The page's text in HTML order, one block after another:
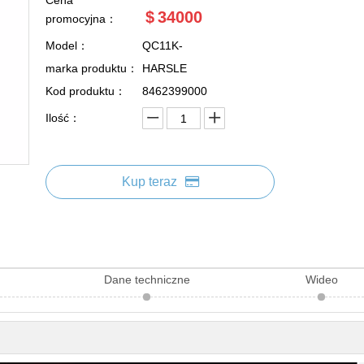
promocyjna：
$34000
Model：
QC11K-
marka produktu：
HARSLE
Kod produktu：
8462399000
Ilość：
Kup teraz
Dane techniczne Wideo